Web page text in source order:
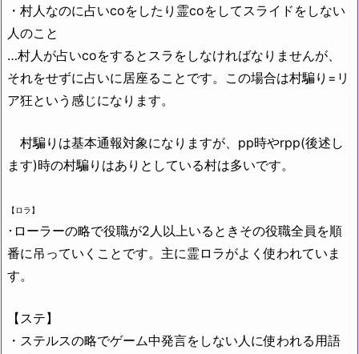
・村人なのに占いcoをしたり霊coをしてスライドをしない
人のこと
…村人が占いcoをするとスラをしなければなりませんが、
それをせずに占いに居座ることです。この場合は村騙り=リ
ア狂という感じになります。
村騙りは基本通報対象になりますが、pp時やrpp(後述し
ます)時の村騙りはありとしている村は多いです。
【ロラ】
･ローラーの略で役職が2人以上いるときその役職全員を順
番に吊っていくことです。主に霊ロラがよく使われていま
す。
【ステ】
・ステルスの略でゲーム中発言をしない人に使われる用語